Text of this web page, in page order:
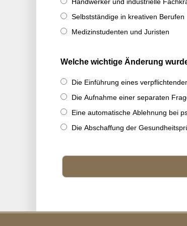
Selbstständige in kreativen Berufen
Medizinstudenten und Juristen
Welche wichtige Änderung
Die Einführung eines
Die Aufnahme einer separaten
Eine automatische Ablehnung bei
Die Abschaffung der